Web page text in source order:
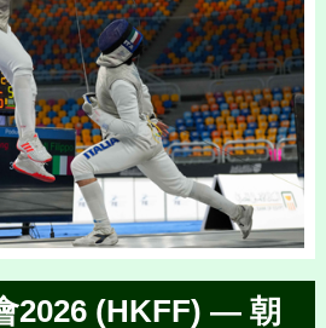
2026 (HKFF) — 朝